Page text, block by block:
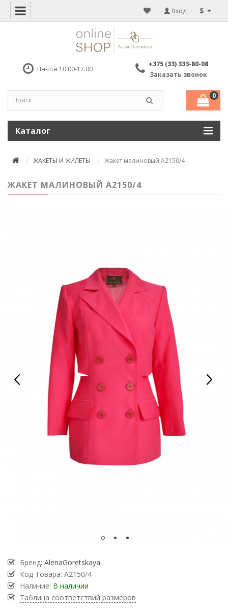
$
Вход
Пн-птн 10.00-17.00
+375 (33) 333-80-08
Заказать звонок
0
Каталог
ЖАКЕТЫ И ЖИЛЕТЫ Жакет малиновый А2150/4
ЖАКЕТ МАЛИНОВЫЙ А2150/4
Бренд: AlenaGoretskaya
Код Товара: А2150/4
Наличие: В наличии
Таблица соответствий размеров